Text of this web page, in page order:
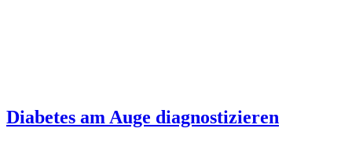
Diabetes am Auge diagnostizieren